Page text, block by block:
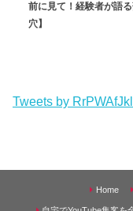
前に見て！経験者が語
穴】
Tweets by
Home